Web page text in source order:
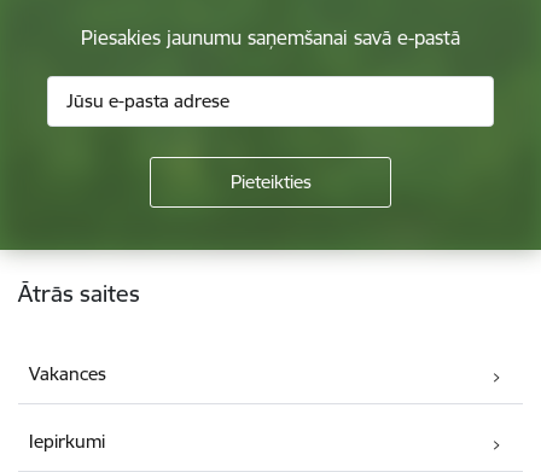
Piesakies jaunumu saņemšanai savā e-pastā
Kājene
Ātrās saites
Vakances
Iepirkumi